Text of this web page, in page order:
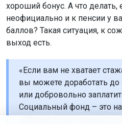
хороший бонус. А что делать,
неофициально и к пенсии у
баллов? Такая ситуация, к
выход есть.
«Если вам не хватает
вы можете доработать
или добровольно
Социальный фонд – это